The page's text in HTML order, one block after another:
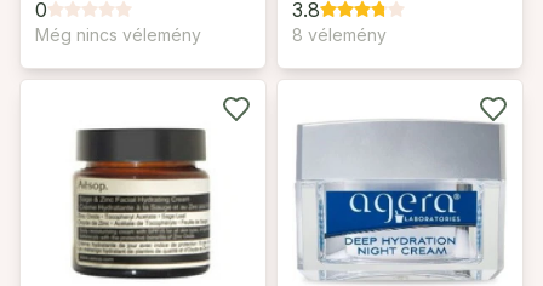
0
Még nincs vélemény
Treatment
3.8
8 vélemény